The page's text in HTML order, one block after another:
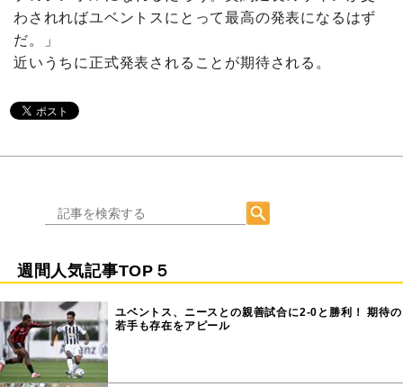
わされればユベントスにとって最高の発表になるはず
だ。」
近いうちに正式発表されることが期待される。
週間人気記事TOP５
ユベントス、ニースとの親善試合に2-0と勝利！ 期待の
若手も存在をアピール